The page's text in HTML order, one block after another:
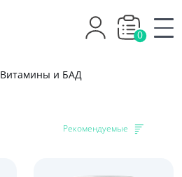
0
Витамины и БАД
Рекомендуемые